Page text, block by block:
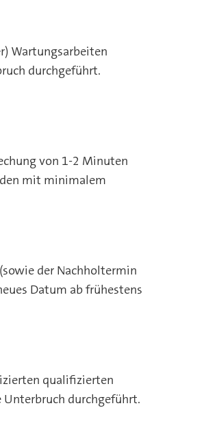
Wartungsarbeiten
durchgeführt.
von 1-2 Minuten
mit minimalem
der Nachholtermin
Datum ab frühestens
qualifizierten
Unterbruch durchgeführt.